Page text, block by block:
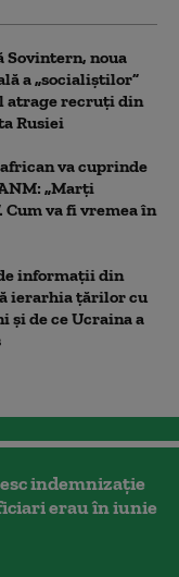
Sovintern, noua
a „socialiștilor”
atrage recruți din
Rusiei
va cuprinde
„Marți
Cum va fi vremea în
informații din
ierarhia țărilor cu
și de ce Ucraina a
indemnizaţie
erau în iunie